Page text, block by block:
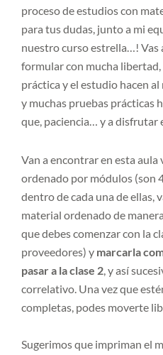
proceso de estudios con
para tus dudas, junto a mi
nuestro curso estrella…! Vas
formular con mucha
práctica y el estudio hacen
y muchas pruebas prácticas
que, paciencia… y a disfrutar
Van a encontrar en esta
ordenado por módulos (son
dentro de cada una de ellas,
material ordenado de
que debes comenzar con la
proveedores) y marcarla
pasar a la clase 2, y así
correlativo. Una vez que
completas, podes moverte
Sugerimos que impriman el